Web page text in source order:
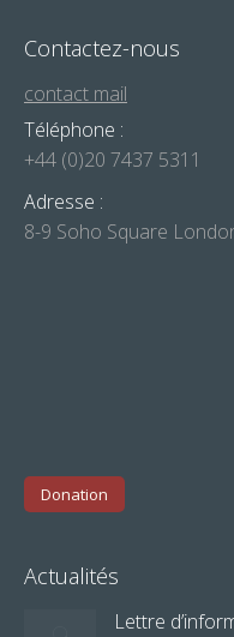
Contactez-nous
contact mail
Téléphone :
+44 (0)20 7437 5311
Adresse :
8-9 Soho Square
Donation
Actualités
Lettre